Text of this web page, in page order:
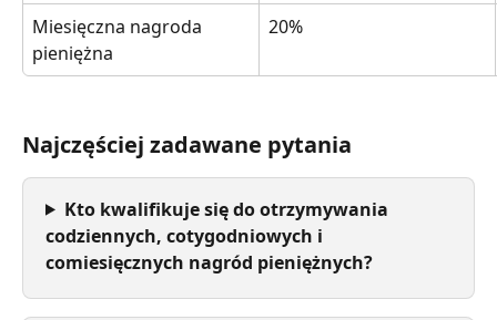
Miesięczna nagroda
pieniężna
20%
Najczęściej zadawane pytania
Kto kwalifikuje się do otrzymywania
codziennych, cotygodniowych i
comiesięcznych nagród pieniężnych?